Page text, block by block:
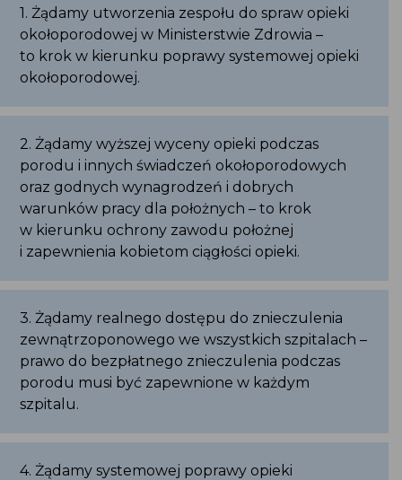
1. Żądamy utworzenia zespołu do spraw opieki
okołoporodowej w Ministerstwie Zdrowia –
to krok w kierunku poprawy systemowej opieki
okołoporodowej.
2. Żądamy wyższej wyceny opieki podczas
porodu i innych świadczeń okołoporodowych
oraz godnych wynagrodzeń i dobrych
warunków pracy dla położnych – to krok
w kierunku ochrony zawodu położnej
i zapewnienia kobietom ciągłości opieki.
3. Żądamy realnego dostępu do znieczulenia
zewnątrzoponowego we wszystkich szpitalach –
prawo do bezpłatnego znieczulenia podczas
porodu musi być zapewnione w każdym
szpitalu.
4. Żądamy systemowej poprawy opieki